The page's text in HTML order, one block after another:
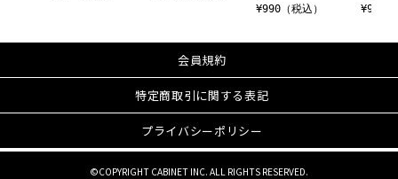
¥990（税込） ¥990
会員規約
特定商取引に関する表記
プライバシーポリシー
©COPYRIGHT CABINET INC. ALL RIGHTS RESERVED.